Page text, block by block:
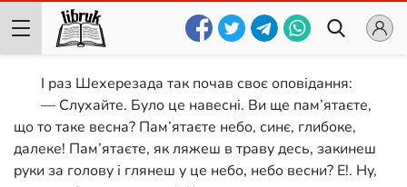
І раз Шехерезада так почав своє оповідання:
— Слухайте. Було це навесні. Ви ще пам’ятаєте,
що то таке весна? Пам’ятаєте небо, синє, глибоке,
далеке! Пам’ятаєте, як ляжеш в траву десь, закинеш
руки за голову і глянеш у це небо, небо весни? Е!. Ну,